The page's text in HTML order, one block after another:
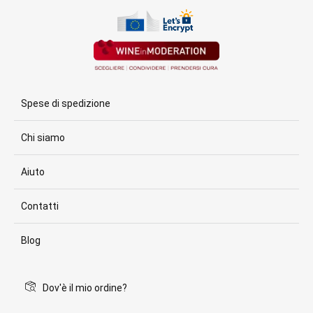
Spese di spedizione
Chi siamo
Aiuto
Contatti
Blog
Dov'è il mio ordine?